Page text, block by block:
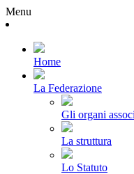
Menu
Home
La Federazione
Gli organi
La struttura
Lo Statuto